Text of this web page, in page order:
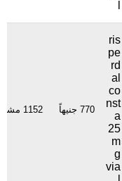
ris
pe
rd
al
co
nst
a
25
m
g
via
770 جنيهاً 1152 مشاهدة